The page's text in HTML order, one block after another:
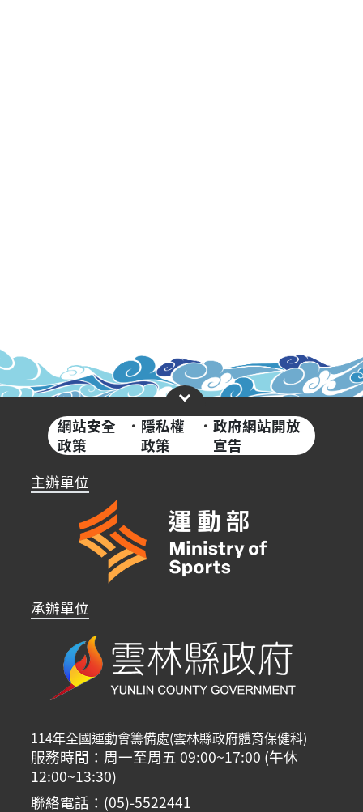
網站安全
政策
· 隱私權
政策
·政府網站開放
宣告
主辦單位
承辦單位
114年全國運動會籌備處(雲林縣政府體育保健科)
服務時間：周一至周五 09:00~17:00 (午休
12:00~13:30)
聯絡電話：(05)-5522441